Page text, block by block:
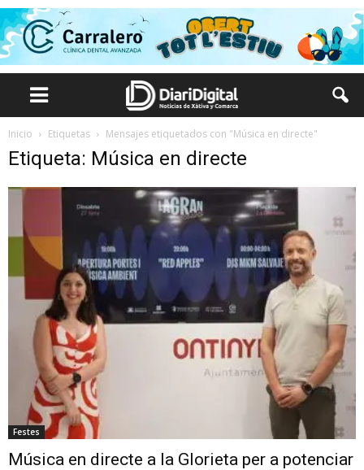
Inicio Etiquetas Mensajes etiquetados con "Música en directe"
Etiqueta: Música en directe
Festes
Música en directe a la Glorieta per a potenciar